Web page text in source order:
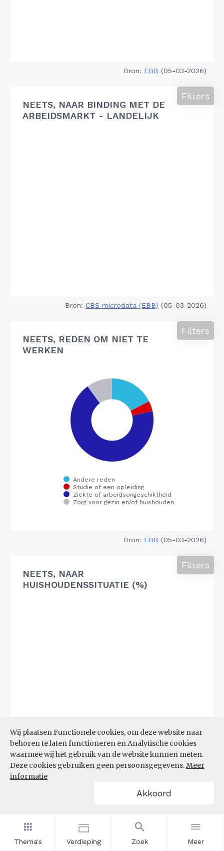
Thema's Verdieping Zoek Meer
Wij plaatsen Functionele cookies, om deze website naar
behoren te laten functioneren en Analytische cookies
waarmee wij het gebruik van de website kunnen meten.
Deze cookies gebruiken geen persoonsgegevens.Meer
informatie
Akkoord
Bron: EBB (05-03-2026)
NEETS, NAAR BINDING MET DE
ARBEIDSMARKT - LANDELIJK
Filters
Bron: CBS microdata (EBB) (05-03-2026)
NEETS, REDEN OM NIET TE
WERKEN
Filters
Bron: EBB (05-03-2026)
NEETS, NAAR
HUISHOUDENSSITUATIE (%)
Filters